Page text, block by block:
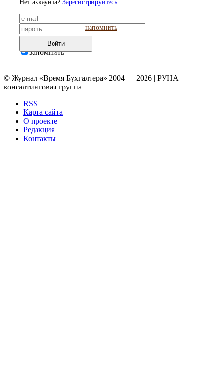
Нет аккаунта? Зарегистрируйтесь
напомнить
Войти
запомнить
© Журнал «Время Бухгалтера» 2004 — 2026 | РУНА
консалтинговая группа
RSS
Карта сайта
О проекте
Редакция
Контакты